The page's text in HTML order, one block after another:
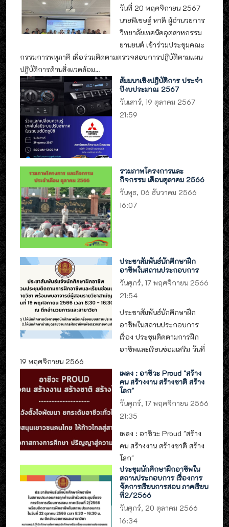
วันที่ 20 พฤศจิกายน 2567
นายพิเชษฐ์ หาดี ผู้อำนวยการ
วิทยาลัยเทคนิคอุตสาหกรรม
ยานยนต์ เข้าร่วมประชุมคณะ
กรรมการพหุภาคี เพื่อร่วมติดตามตรวจสอบการปฎิบัติตามแผน
ปฎิบัติการด้านสิ่งแวดล้อม...
สัมมนาเชิงปฎิบัติการ ประจำ
ปีงบประมาณ 2567
วันเสาร์, 19 ตุลาคม 2567
21:59
รวมภาพโครงการและ
กิจกรรม เดือนตุลาคม 2566
วันพุธ, 06 ธันวาคม 2566
16:07
ประชาสัมพันธ์นักศึกษาฝึก
อาชีพในสถานประกอบการ
วันศุกร์, 17 พฤศจิกายน 2566
21:54
ประชาสัมพันธ์นักศึกษาฝึก
อาชีพในสถานประกอบการ
เรื่อง ประชุมติดตามการฝึก
อาชีพและเรียนซ่อมเสริม วันที่
19 พฤศจิกายน 2566
เพลง : อาชีวะ Proud "สร้าง
คน สร้างงาน สร้างชาติ สร้าง
โลก"
วันศุกร์, 17 พฤศจิกายน 2566
21:35
เพลง : อาชีวะ Proud "สร้าง
คน สร้างงาน สร้างชาติ สร้าง
โลก"
ประชุมนักศึกษาฝึกอาชีพใน
สถานประกอบการ เรื่องการ
จัดการเรียนการสอน ภาคเรียน
ที่2/2566
วันศุกร์, 20 ตุลาคม 2566
16:34